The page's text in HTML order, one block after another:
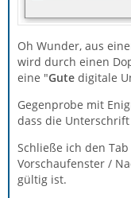
Oh Wunder, aus
wird durch einen
eine "Gute digitale
Gegenprobe mit
dass die
Schließe ich den
Vorschaufenster /
gültig ist.